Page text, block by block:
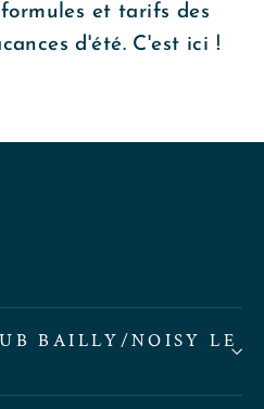
et tarifs des
d'été. C'est ici !
BAILLY/NOISY LE